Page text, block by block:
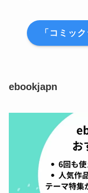
「コミッ
ebookjapn